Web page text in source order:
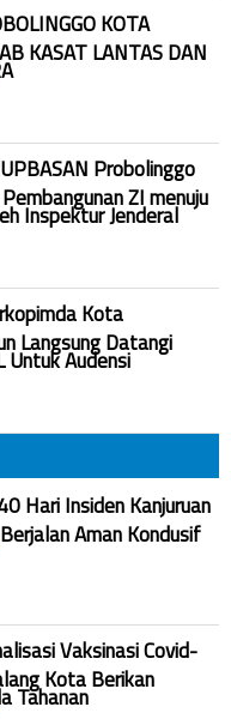
KOTA
KASAT LANTAS DAN
Probolinggo
ZI menuju
Inspektur Jenderal
Kota
Langsung Datangi
Untuk Audensi
Hari Insiden Kanjuruan
Aman Kondusif
Vaksinasi Covid-
Kota Berikan
Tahanan